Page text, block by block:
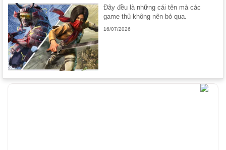
Đây đều là những cái tên mà các
game thủ không nên bỏ qua.
16/07/2026